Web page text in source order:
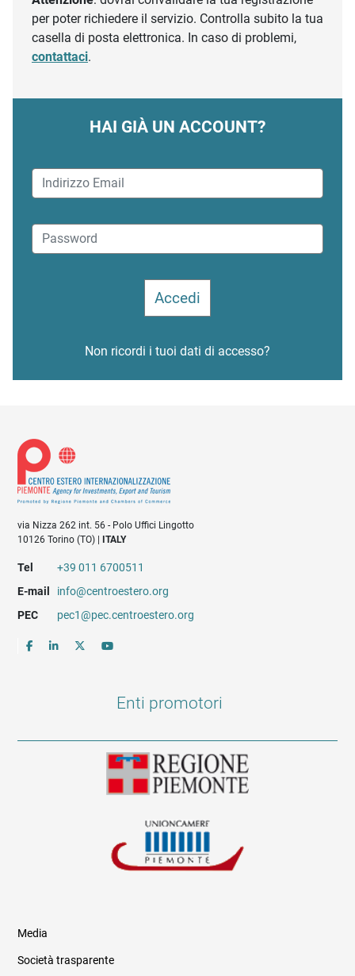
per poter richiedere il servizio. Controlla subito la tua
casella di posta elettronica. In caso di problemi,
contattaci.
HAI GIÀ UN ACCOUNT?
Non ricordi i tuoi dati di accesso?
via Nizza 262 int. 56 - Polo Uffici Lingotto
10126 Torino (TO) |
ITALY
Tel
+39 011 6700511
E-mail
info@centroestero.org
PEC
pec1@pec.centroestero.org
Enti promotori
Media
Società trasparente